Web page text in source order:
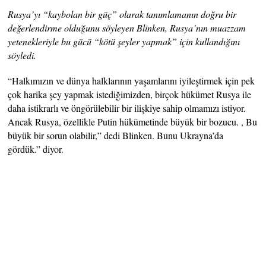
Rusya’yı “kaybolan bir güç” olarak tanımlamanın doğru bir
değerlendirme olduğunu söyleyen Blinken, Rusya’nın muazzam
yetenekleriyle bu gücü “kötü şeyler yapmak” için kullandığını
söyledi.
“Halkımızın ve dünya halklarının yaşamlarını iyileştirmek için pek
çok harika şey yapmak istediğimizden, birçok hükümet Rusya ile
daha istikrarlı ve öngörülebilir bir ilişkiye sahip olmamızı istiyor.
Ancak Rusya, özellikle Putin hükümetinde büyük bir bozucu. , Bu
büyük bir sorun olabilir,” dedi Blinken. Bunu Ukrayna’da
gördük.” diyor.